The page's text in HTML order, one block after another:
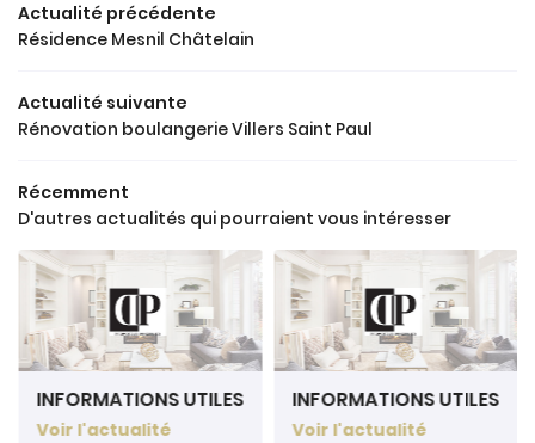
CONTACT
Actualité précédente
Résidence Mesnil Châtelain
Actualité suivante
Rénovation boulangerie Villers Saint Paul
Récemment
D'autres actualités qui pourraient vous intéresser
INFORMATIONS UTILES
Voir l'actualité
INFORMATIONS UTILES
Voir l'actualité